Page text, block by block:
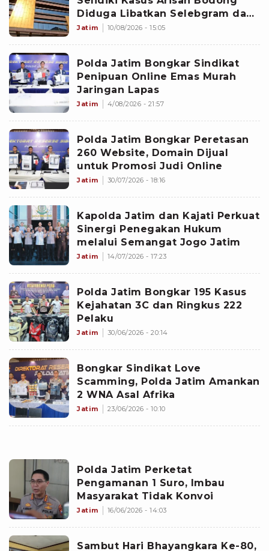
Diduga Libatkan Selebgram dan
Artis
Jatim 10/08/2026 - 15:05
Polda Jatim Bongkar Sindikat
Penipuan Online Emas Murah
Jaringan Lapas
Jatim 4/08/2026 - 21:57
Polda Jatim Bongkar Peretasan
260 Website, Domain Dijual
untuk Promosi Judi Online
Jatim 30/07/2026 - 18:16
Kapolda Jatim dan Kajati Perkuat
Sinergi Penegakan Hukum
melalui Semangat Jogo Jatim
Jatim 14/07/2026 - 17:23
Polda Jatim Bongkar 195 Kasus
Kejahatan 3C dan Ringkus 222
Pelaku
Jatim 30/06/2026 - 20:14
Bongkar Sindikat Love
Scamming, Polda Jatim Amankan
2 WNA Asal Afrika
Jatim 23/06/2026 - 10:10
Polda Jatim Perketat
Pengamanan 1 Suro, Imbau
Masyarakat Tidak Konvoi
Jatim 16/06/2026 - 14:03
Sambut Hari Bhayangkara Ke-80,